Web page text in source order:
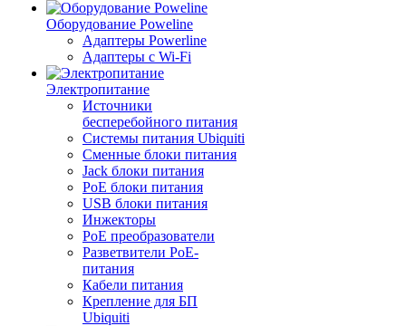
Оборудование Poweline
Адаптеры Powerline
Адаптеры с Wi-Fi
Электропитание
Источники
бесперебойного питания
Системы питания Ubiquiti
Сменные блоки питания
Jack блоки питания
PoE блоки питания
USB блоки питания
Инжекторы
PoE преобразователи
Разветвители PoE-
питания
Кабели питания
Крепление для БП
Ubiquiti